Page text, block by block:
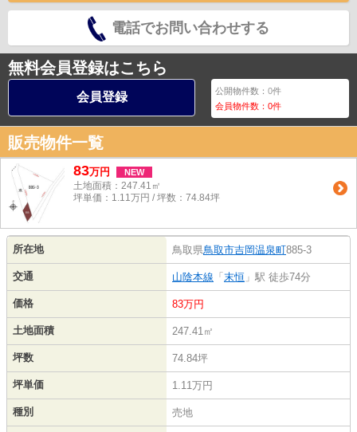
電話でお問い合わせする
無料会員登録はこちら
会員登録 公開物件数：0件
会員物件数：0件
販売物件一覧
83万円 NEW
土地面積：247.41㎡
坪単価：1.11万円 / 坪数：74.84坪
所在地 鳥取県鳥取市吉岡温泉町885-3
交通 山陰本線 「 末恒 」駅 徒歩74分
価格 83万円
土地面積 247.41㎡
坪数 74.84坪
坪単価 1.11万円
種別 売地